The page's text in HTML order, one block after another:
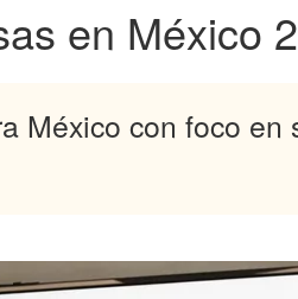
en México
México con foco